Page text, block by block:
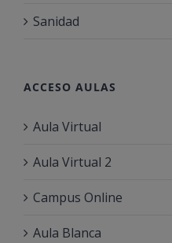
Sanidad
ACCESO AULAS
Aula Virtual
Aula Virtual 2
Campus Online
Aula Blanca